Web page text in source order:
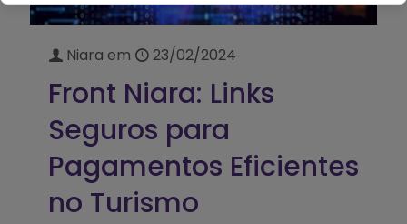
Niara em 23/02/2024
Front Niara: Links
Seguros para
Pagamentos Eficientes
no Turismo